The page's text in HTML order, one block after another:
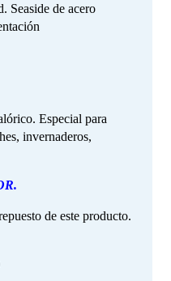
Seaside de acero
Especial para
invernaderos,
de este producto.